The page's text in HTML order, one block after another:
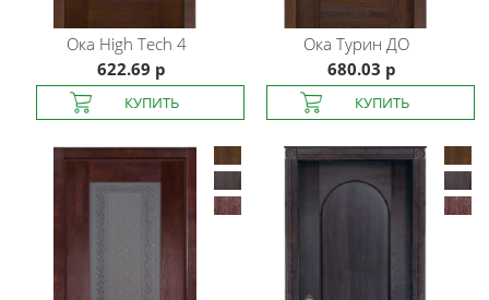
Ока High Tech 4
622.69 р
Ока Турин ДО
680.03 р